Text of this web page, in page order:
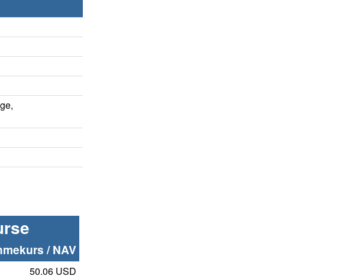
/ NAV
50.06 USD